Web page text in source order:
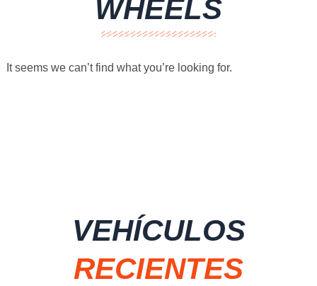
WHEELS
It seems we can’t find what you’re looking for.
VEHÍCULOS
RECIENTES